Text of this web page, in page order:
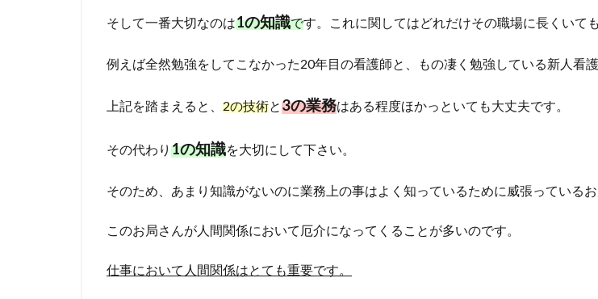
そして一番大切なのは1の知識です。これに関してはどれだけその職場に長くいて
例えば全然勉強をしてこなかった20年目の看護師と、もの凄く勉強している新人看
上記を踏まえると、 2の技術と3の業務はある程度ほかっといても大丈夫です。
その代わり 1の知識を大切にして下さい。
そのため、あまり知識がないのに業務上の事はよく知っているために威張っている
このお局さんが人間関係において厄介になってくることが多いのです。
仕事において人間関係はとても重要です。